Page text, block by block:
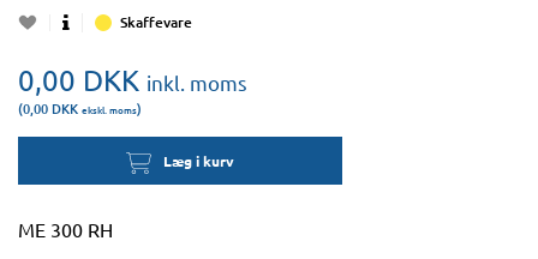
Skaffevare
0,00 DKK inkl. moms
(0,00 DKK ekskl. moms)
Læg i kurv
ME 300 RH